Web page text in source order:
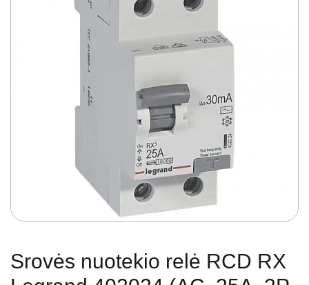
Srovės nuotekio relė RCD RX